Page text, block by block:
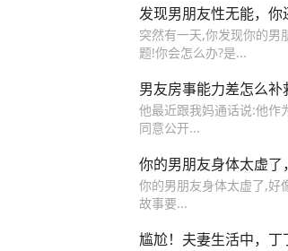
发现男朋友性无能，
突然有一天,你发现你的
题!你会怎么办?是...
男友房事能力差怎么补
他最近跟我妈通话说:他作
同意公开...
你的男朋友身体太虚了
你的男朋友身体太虚了,好
故事要...
尴尬！夫妻生活中，丁